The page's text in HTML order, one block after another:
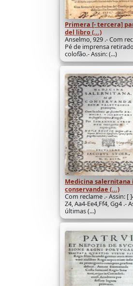
Primera [- tercera]
del libro (...)
Anselmo, 929 .- Com
Pé de imprensa
colofão.- Assin: (...)
Medicina salernitana
conservandae (...)
Com reclame .- Assin: [
Z4, Aa4-Ee4,Ff4, Gg4 .-
últimas (...)